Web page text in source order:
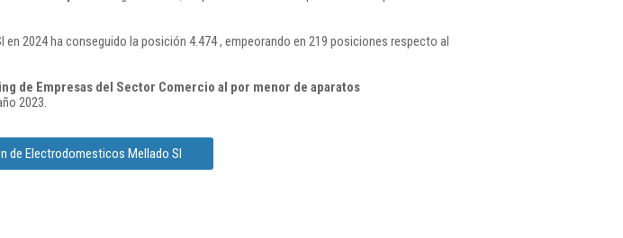
2024 ha conseguido la posición 4.474 , empeorando en 219 posiciones respecto al
de Empresas del Sector Comercio al por menor de aparatos
2023.
de Electrodomesticos Mellado Sl